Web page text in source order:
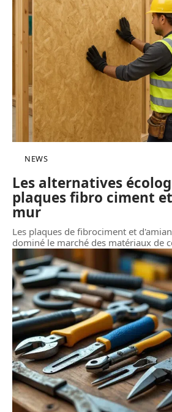
NEWS
Les alternatives
plaques fibro ciment
mur
Les plaques de fibrociment et
dominé le marché des matériaux de